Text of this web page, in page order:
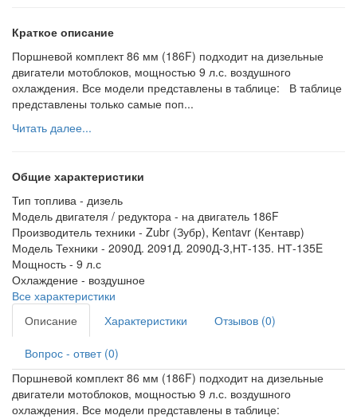
Краткое описание
Поршневой комплект 86 мм (186F) подходит на дизельные
двигатели мотоблоков, мощностью 9 л.с. воздушного
охлаждения. Все модели представлены в таблице: В таблице
представлены только самые поп...
Читать далее...
Общие характеристики
Тип топлива - дизель
Модель двигателя / редуктора - на двигатель 186F
Производитель техники - Zubr (Зубр), Kentavr (Кентавр)
Модель Техники - 2090Д. 2091Д. 2090Д-3,НТ-135. НТ-135E
Мощность - 9 л.с
Охлаждение - воздушное
Все характеристики
Описание
Характеристики Отзывов (0)
Вопрос - ответ (0)
Поршневой комплект 86 мм (186F) подходит на дизельные
двигатели мотоблоков, мощностью 9 л.с. воздушного
охлаждения. Все модели представлены в таблице: